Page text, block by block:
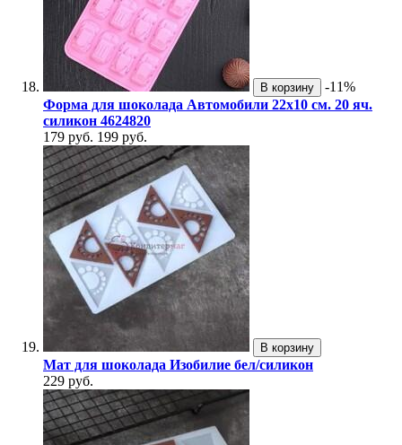
В корзину
-11%
Форма для шоколада Автомобили 22х10 см. 20 яч.
силикон 4624820
179 руб. 199 руб.
В корзину
Мат для шоколада Изобилие бел/силикон
229 руб.